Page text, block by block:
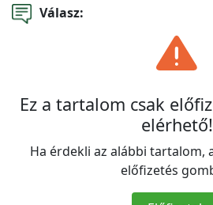
Válasz:
Ez a tartalom csak
elérhető!
Ha érdekli az alábbi tartalom,
előfizetés